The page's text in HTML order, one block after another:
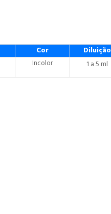
Cor Diluição
Incolor 1 a 5 ml